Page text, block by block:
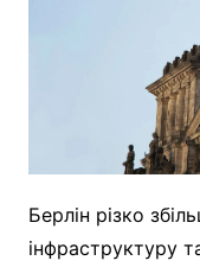
Берлін різко
інфраструктуру